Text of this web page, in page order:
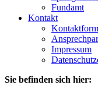
Fundamt
Kontakt
Impressum
Sie befinden sich hier: